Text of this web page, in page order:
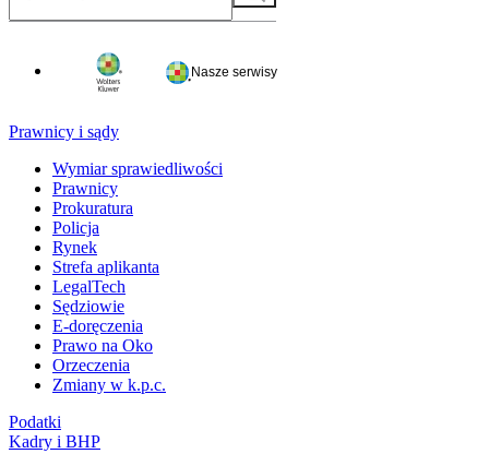
Nasze serwisy
Prawnicy i sądy
Wymiar sprawiedliwości
Prawnicy
Prokuratura
Policja
Rynek
Strefa aplikanta
LegalTech
Sędziowie
E-doręczenia
Prawo na Oko
Orzeczenia
Zmiany w k.p.c.
Podatki
Kadry i BHP